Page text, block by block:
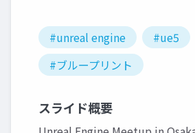
#unreal engine
#ue5
#ブループリント
スライド概要